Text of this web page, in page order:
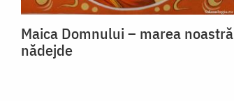
Maica Domnului – marea noastră
nădejde